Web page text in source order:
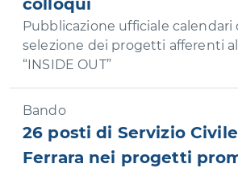
colloqui
Pubblicazione ufficiale calendari
selezione dei progetti afferenti
“INSIDE OUT”
Bando
26 posti di Servizio
Ferrara nei progetti